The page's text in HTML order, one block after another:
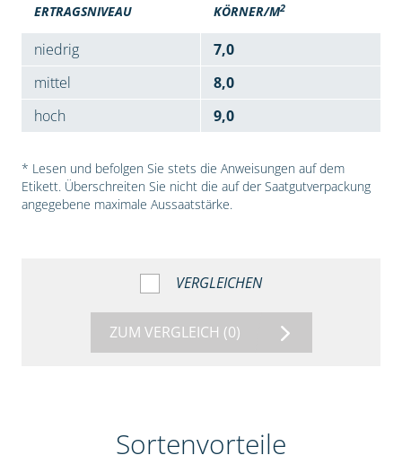
ERTRAGSNIVEAU KÖRNER/M2
niedrig
7,0
mittel
8,0
hoch
9,0
* Lesen und befolgen Sie stets die Anweisungen auf dem
Etikett. Überschreiten Sie nicht die auf der Saatgutverpackung
angegebene maximale Aussaatstärke.
VERGLEICHEN
ZUM VERGLEICH (0)
Sortenvorteile